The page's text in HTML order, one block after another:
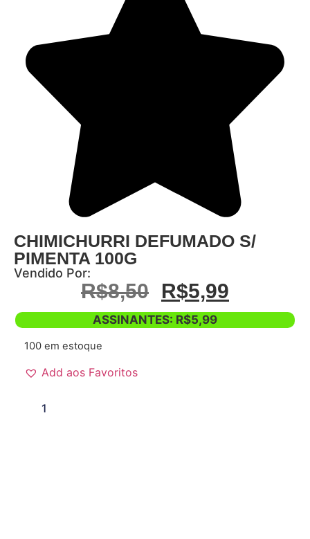
CHIMICHURRI DEFUMADO S/
PIMENTA 100G
Vendido Por:
R$8,50 R$5,99
ASSINANTES: R$5,99
100 em estoque
Add aos Favoritos